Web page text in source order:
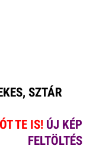
SZTÁR
TE IS! ÚJ KÉP
FELTÖLTÉS